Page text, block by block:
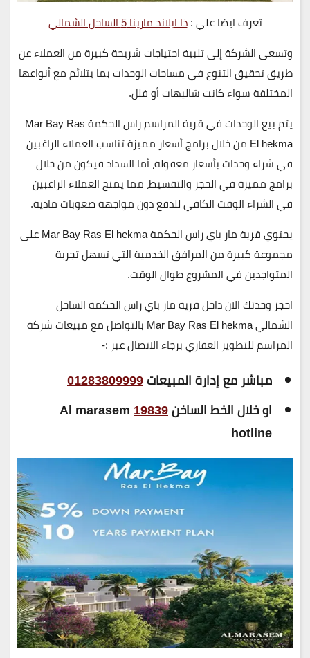
تعرف ايضا علي :ذا ايلاند مارينا 5 الساحل الشمالي
وتسعى الشركة إلى تلبية احتياجات شريحة كبيرة من العملاء عن
طريق تحقيق التنوع في مساحات الوحدات بما يتلائم مع أنواعها
المختلفة سواء كانت شاليهات أو فلل.
يتم بيع الوحدات في
قرية المراسم راس الحكمة Mar Bay Ras
El hekma من خلال برامج أسعار مميزة تناسب العملاء الراغبين
في شراء وحدات بأسعار معقولة، أما السداد فيكون من خلال
برامج مميزة في الحجز والتقسيط، مما يمنح العملاء الراغبين
في الشراء الوقت الكافي للدفع دون مواجهة صعوبات مادية.
يحتويقرية مار باي راس الحكمة Mar Bay Ras El hekma
على
مجموعة كبيرة من المرافق الخدمية التي تسهل تجربة
المتواجدين في المشروع طوال الوقت.
احجز وحدتك الان داخل قرية مار باي راس الحكمة الساحل
الشمالي Mar Bay Ras El hekma بالتواصل مع مبيعات شركة
المراسم للتطوير العقاري برجاء الاتصال عبر :-
مباشر مع إدارة المبيعات01283809999
او خلال الخط الساخن19839
Al marasem
hotline